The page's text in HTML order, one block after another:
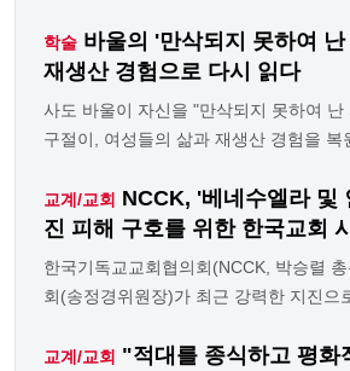
학술 바울의 '만삭되지 못하여 난
재생산 경험으로 다시 읽다
사도 바울이 자신을 "만삭되지 못하여
구절이, 여성들의 삶과 재생산 경험을 복
교계/교회 NCCK, '베네수엘라 및
진 피해 구호를 위한 한국교회
한국기독교교회협의회(NCCK, 박승렬
회(송정경위원장)가 최근 강력한 지진으
교계/교회 "적대를 종식하고 평화